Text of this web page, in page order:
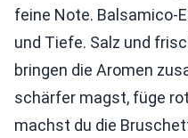
feine Note. Balsamico-
und Tiefe. Salz und
bringen die Aromen
schärfer magst, füge
machst du die